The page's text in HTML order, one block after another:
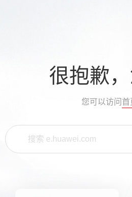
很抱歉
您可以访问 首